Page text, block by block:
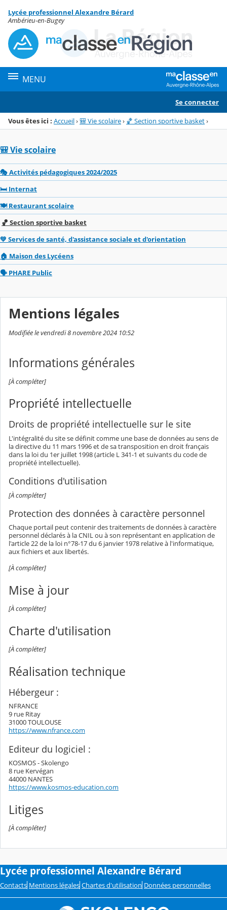
Menu de la rubrique
Contenu
Lycée professionnel Alexandre Bérard
Ambérieu-en-Bugey
MENU
Se connecter
Vous êtes ici : Accueil›🎒 Vie scolaire› 🏀 Section sportive basket›
🎒 Vie scolaire
🎭 Activités pédagogiques 2024/2025
🛏️ Internat
🍽️ Restaurant scolaire
🏀 Section sportive basket
💚 Services de santé, d'assistance sociale et d'orientation
🏠 Maison des Lycéens
🗣️ PHARE Public
Mentions légales
Modifiée le vendredi 8 novembre 2024 10:52
Informations générales
[À compléter]
Propriété intellectuelle
Droits de propriété intellectuelle sur le site
L'intégralité du site se définit comme une base de données au sens de
la directive du 11 mars 1996 et de sa transposition en droit français
dans la loi du 1er juillet 1998 (article L 341-1 et suivants du code de
propriété intellectuelle).
Conditions d'utilisation
[À compléter]
Protection des données à caractère personnel
Chaque portail peut contenir des traitements de données à caractère
personnel déclarés à la CNIL ou à son représentant en application de
l'article 22 de la loi n°78-17 du 6 janvier 1978 relative à l'informatique,
aux fichiers et aux libertés.
[À compléter]
Mise à jour
[À compléter]
Charte d'utilisation
[À compléter]
Réalisation technique
Hébergeur :
NFRANCE
9 rue Ritay
31000 TOULOUSE
https://www.nfrance.com
Editeur du logiciel :
KOSMOS - Skolengo
8 rue Kervégan
44000 NANTES
https://www.kosmos-education.com
Litiges
[À compléter]
Lycée professionnel Alexandre Bérard
Contacts Mentions légales Chartes d'utilisation Données personnelles